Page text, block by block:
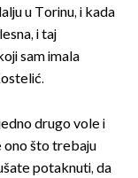
u Torinu, i kada
i taj
sam imala
drugo vole i
ono što trebaju
potaknuti, da